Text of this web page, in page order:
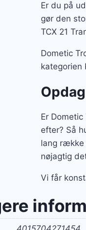
Er du på
gør den
TCX 21
Dometic
kategorien
Er
efter? Så
lang række
nøjagtig
Vi får